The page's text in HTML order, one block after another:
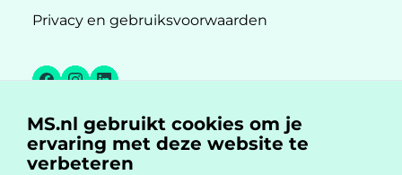
Privacy en gebruiksvoorwaarden
Facebook
Instagram
LinkedIn
MS.nl is een initiatief van:
MS.nl gebruikt cookies om je
ervaring met deze website te
verbeteren